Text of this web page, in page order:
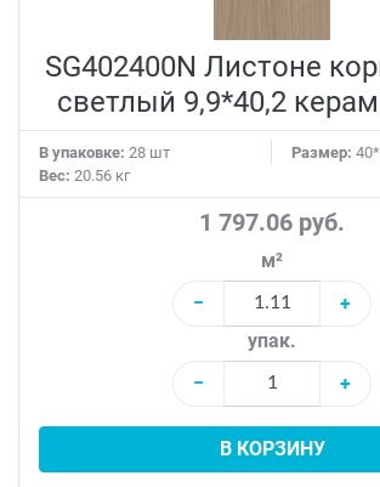
SG402400N Листоне
светлый 9,9*40,2
В упаковке: 28 шт Размер:
Вес: 20.56 кг
1 797.06 руб.
м²
−
+
упак.
−
+
В КОРЗИНУ